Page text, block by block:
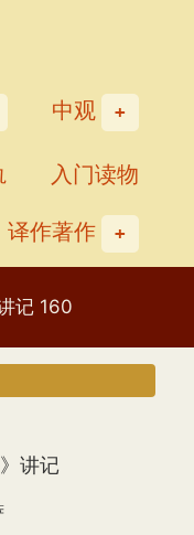
中观
入门读物
译作著作
记 160
讲记